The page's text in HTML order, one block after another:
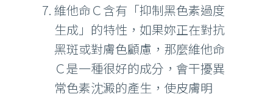
維他命Ｃ含有「抑制黑色素過度
生成」的特性，如果妳正在對抗
黑斑或對膚色顧慮，那麼維他命
Ｃ是一種很好的成分，會干擾異
常色素沈澱的產生，使皮膚明